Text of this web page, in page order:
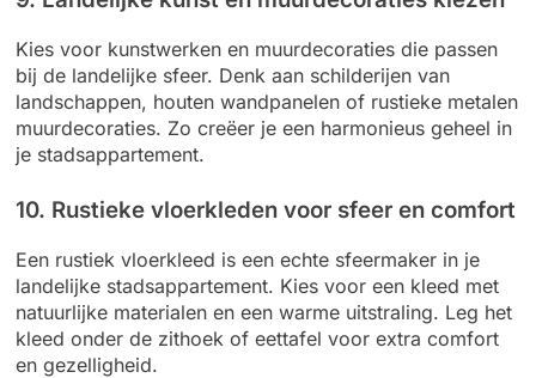
Kies voor kunstwerken en muurdecoraties die passen
bij de landelijke sfeer. Denk aan schilderijen van
landschappen, houten wandpanelen of rustieke metalen
muurdecoraties. Zo creëer je een harmonieus geheel in
je stadsappartement.
10. Rustieke vloerkleden voor sfeer en comfort
Een rustiek vloerkleed is een echte sfeermaker in je
landelijke stadsappartement. Kies voor een kleed met
natuurlijke materialen en een warme uitstraling. Leg het
kleed onder de zithoek of eettafel voor extra comfort
en gezelligheid.